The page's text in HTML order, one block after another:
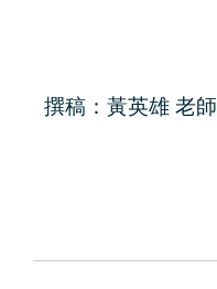
撰稿：黃英雄 老師